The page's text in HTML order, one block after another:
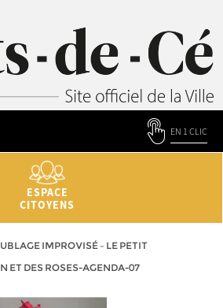
EN 1 CLIC
ESPACE
CITOYENS
IMPROVISÉ – LE PETIT
ET DES ROSES-AGENDA-07